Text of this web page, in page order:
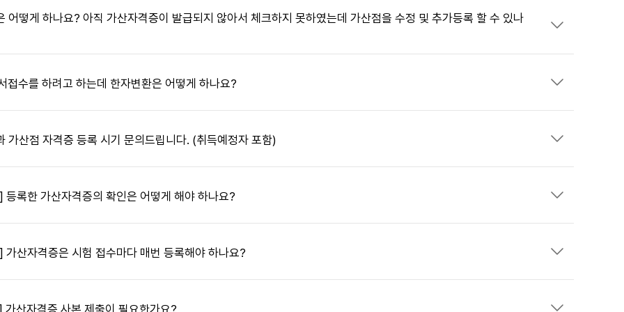
어떻게 하나요? 아직 가산자격증이 발급되지 않아서 체크하지 못하였는데 가산점을 수정 및 추가등록 할 수 있나
접수를 하려고 하는데 한자변환은 어떻게 하나요?답변 열기
가산점 자격증 등록 시기 문의드립니다. (취득예정자 포함)
답변 열기
등록한 가산자격증의 확인은 어떻게 해야 하나요?
가산자격증은 시험 접수마다 매번 등록해야 하나요?답변 열기
산자격증 사본 제출이 필요한가요?